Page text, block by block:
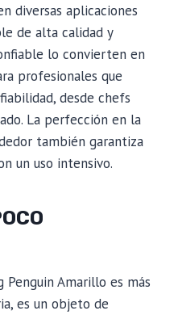
diversas aplicaciones
de alta calidad y
lo convierten en
profesionales que
desde chefs
La perfección en la
también garantiza
un uso intensivo.
Penguin Amarillo es más
es un objeto de